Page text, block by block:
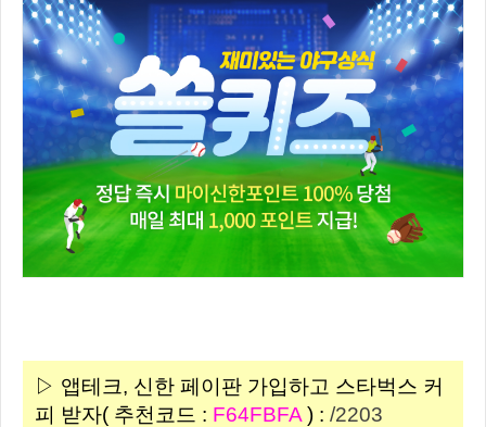
▷ 앱테크, 신한 페이판 가입하고 스타벅스 커
피 받자( 추천코드 : F64FBFA ) : /2203